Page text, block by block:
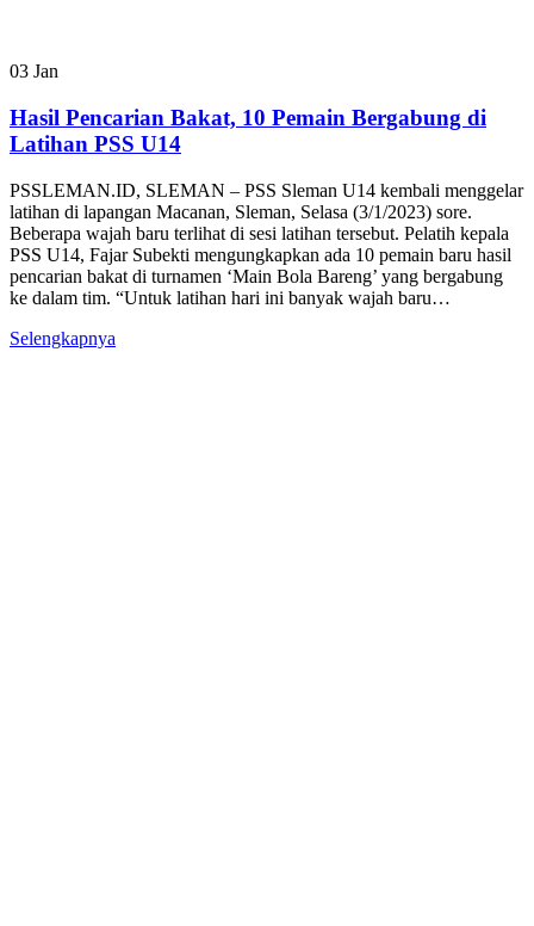
03 Jan
Hasil Pencarian Bakat, 10 Pemain Bergabung di
Latihan PSS U14
PSSLEMAN.ID, SLEMAN – PSS Sleman U14 kembali menggelar
latihan di lapangan Macanan, Sleman, Selasa (3/1/2023) sore.
Beberapa wajah baru terlihat di sesi latihan tersebut. Pelatih kepala
PSS U14, Fajar Subekti mengungkapkan ada 10 pemain baru hasil
pencarian bakat di turnamen ‘Main Bola Bareng’ yang bergabung
ke dalam tim. “Untuk latihan hari ini banyak wajah baru…
Selengkapnya